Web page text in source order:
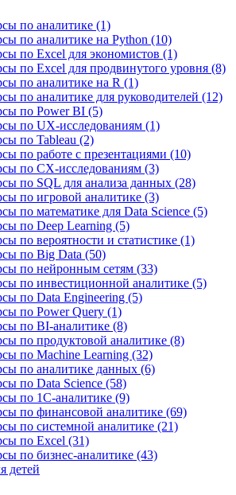
по аналитике (1)
по аналитике на Python (10)
по Excel для экономистов (1)
по Excel для продвинутого уровня (8)
по аналитике на R (1)
по аналитике для руководителей (12)
по Power BI (5)
по UX‑исследованиям (1)
по Tableau (2)
по работе с презентациями (10)
по CX-исследованиям (3)
по SQL для анализа данных (28)
по игровой аналитике (3)
по математике для Data Science (5)
по Deep Learning (5)
по вероятности и статистике (1)
по Big Data (50)
по нейронным сетям (33)
по инвестиционной аналитике (5)
по Data Engineering (5)
по Power Query (1)
по BI‑аналитике (8)
по продуктовой аналитике (8)
по Machine Learning (32)
по аналитике данных (6)
по Data Science (58)
по 1С‑аналитике (9)
по финансовой аналитике (69)
по системной аналитике (21)
по Excel (31)
по бизнес‑аналитике (43)
детей